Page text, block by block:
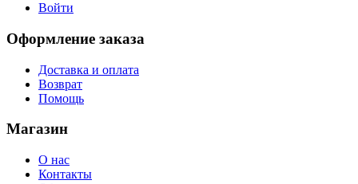
Войти
Оформление заказа
Доставка и оплата
Возврат
Помощь
Магазин
О нас
Контакты